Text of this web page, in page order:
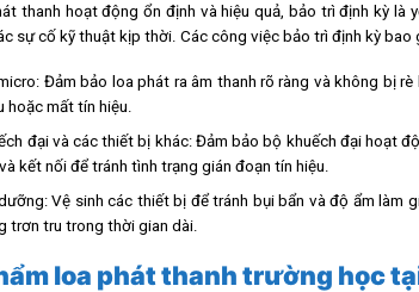
thanh hoạt động ổn định và hiệu quả, bảo trì định kỳ
sự cố kỹ thuật kịp thời. Các công việc bảo trì định kỳ bao
Đảm bảo loa phát ra âm thanh rõ ràng và không bị
hoặc mất tín hiệu.
đại và các thiết bị khác: Đảm bảo bộ khuếch đại hoạt
kết nối để tránh tình trạng gián đoạn tín hiệu.
Vệ sinh các thiết bị để tránh bụi bẩn và độ ẩm
trơn tru trong thời gian dài.
loa phát thanh trường học